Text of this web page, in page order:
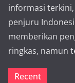
informasi
penjuru
memberikan
ringkas, namun
Recent